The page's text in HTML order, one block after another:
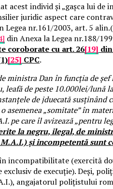
acest individ și „gașca lui
juridic aspect care
Legea nr.161/2003, art. 5
din Anexa la Legea nr.188/
coroborate cu art. 26[19]
[25] CPC.
ministra Dan în funcția de
leafă de peste 10.000lei/lună
de jduecată susținând
asemenea „somitate” în
pe care îl avizează „pentru
la negru, ilegal, de
și incompetentă sunt
incompatibilitate (exercită
de execuție). Deși,
angajatorul polițistului